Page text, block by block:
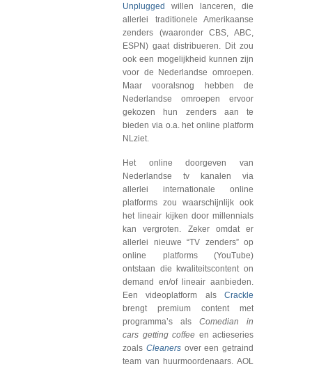
Unplugged
willen lanceren, die
allerlei traditionele Amerikaanse
zenders (waaronder CBS, ABC,
ESPN) gaat distribueren. Dit zou
ook een mogelijkheid kunnen zijn
voor de Nederlandse omroepen.
Maar vooralsnog hebben de
Nederlandse omroepen ervoor
gekozen hun zenders aan te
bieden via o.a. het online platform
NLziet.
Het online doorgeven van
Nederlandse tv kanalen via
allerlei internationale online
platforms zou waarschijnlijk ook
het lineair kijken door millennials
kan vergroten. Zeker omdat er
allerlei nieuwe “TV zenders” op
online platforms (YouTube)
ontstaan die kwaliteitscontent on
demand en/of lineair aanbieden.
Een videoplatform als Crackle
brengt premium content met
programma’s als Comedian in
cars getting coffee en actieseries
zoals Cleanersover een getraind
team van huurmoordenaars. AOL